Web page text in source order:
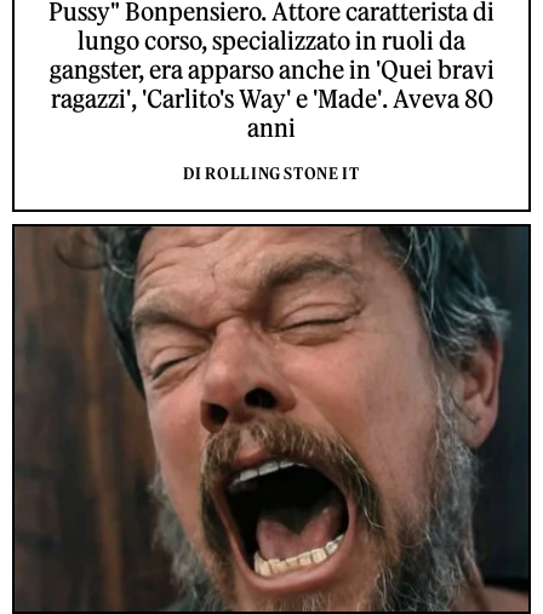
Pussy" Bonpensiero. Attore caratterista di
lungo corso, specializzato in ruoli da
gangster, era apparso anche in 'Quei bravi
ragazzi', 'Carlito's Way' e 'Made'. Aveva 80
anni
DI ROLLING STONE IT